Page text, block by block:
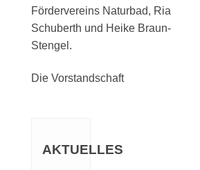
Fördervereins Naturbad, Ria
Schuberth und Heike Braun-
Stengel.
Die Vorstandschaft
AKTUELLES